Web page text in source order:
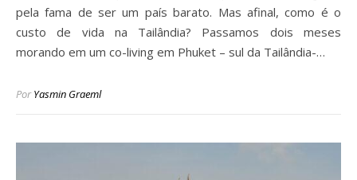
pela fama de ser um país barato. Mas afinal, como é o
custo de vida na Tailândia? Passamos dois meses
morando em um co-living em Phuket – sul da Tailândia-…
Por Yasmin Graeml